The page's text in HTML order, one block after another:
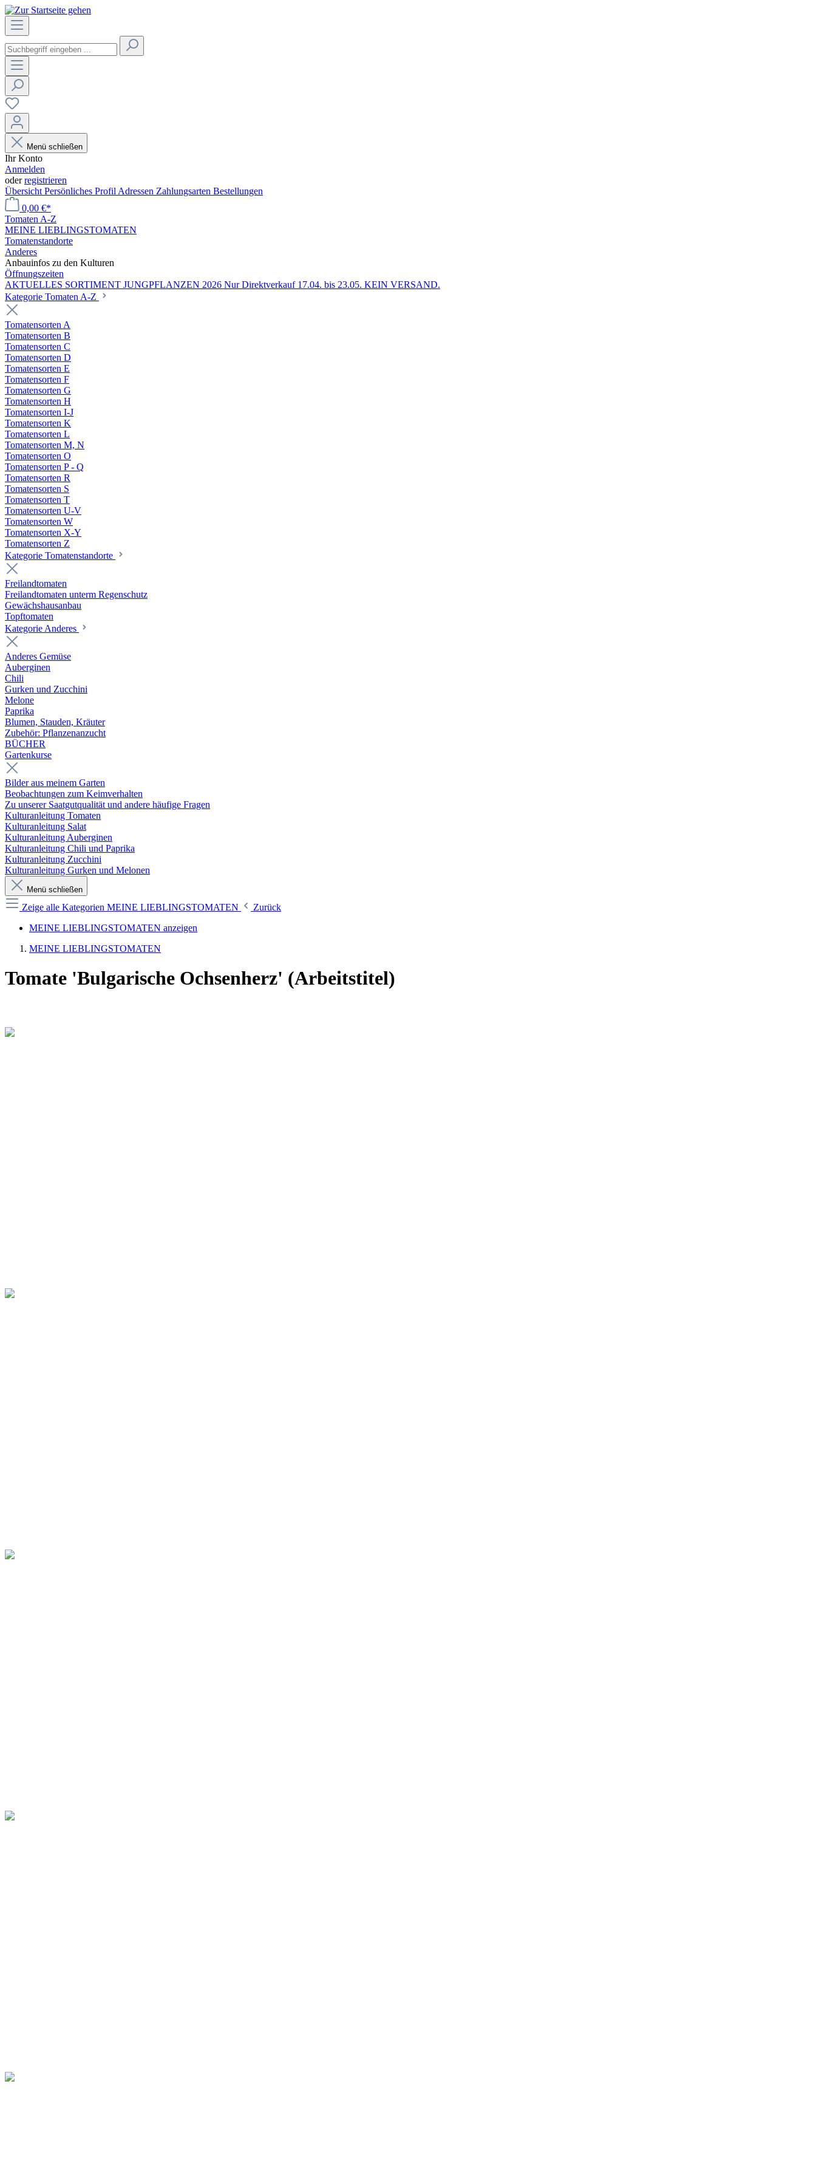
Menü schließen
Ihr Konto
Anmelden
oderregistrieren
Übersicht Persönliches Profil Adressen Zahlungsarten Bestellungen
0,00 €*
Tomaten A-Z
MEINE LIEBLINGSTOMATEN
Tomatenstandorte
Anderes
Anbauinfos zu den Kulturen
Öffnungszeiten
AKTUELLES SORTIMENT JUNGPFLANZEN 2026 Nur Direktverkauf 17.04. bis 23.05. KEIN VERSAND.
Kategorie Tomaten A-Z
Tomatensorten A
Tomatensorten B
Tomatensorten C
Tomatensorten D
Tomatensorten E
Tomatensorten F
Tomatensorten G
Tomatensorten H
Tomatensorten I-J
Tomatensorten K
Tomatensorten L
Tomatensorten M, N
Tomatensorten O
Tomatensorten P - Q
Tomatensorten R
Tomatensorten S
Tomatensorten T
Tomatensorten U-V
Tomatensorten W
Tomatensorten X-Y
Tomatensorten Z
Kategorie Tomatenstandorte
Freilandtomaten
Freilandtomaten unterm Regenschutz
Gewächshausanbau
Topftomaten
Kategorie Anderes
Anderes Gemüse
Auberginen
Chili
Gurken und Zucchini
Melone
Paprika
Blumen, Stauden, Kräuter
Zubehör: Pflanzenanzucht
BÜCHER
Gartenkurse
Bilder aus meinem Garten
Beobachtungen zum Keimverhalten
Zu unserer Saatgutqualität und andere häufige Fragen
Kulturanleitung Tomaten
Kulturanleitung Salat
Kulturanleitung Auberginen
Kulturanleitung Chili und Paprika
Kulturanleitung Zucchini
Kulturanleitung Gurken und Melonen
Menü schließen
Zeige alle Kategorien MEINE LIEBLINGSTOMATEN
Zurück
MEINE LIEBLINGSTOMATEN anzeigen
MEINE LIEBLINGSTOMATEN
Tomate 'Bulgarische Ochsenherz' (Arbeitstitel)